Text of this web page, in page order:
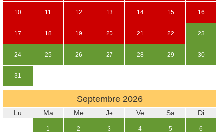
10 11 12 13 14 15 16
17 18 19 20 21 22 23
24 25 26 27 28 29 30
31
Septembre 2026
Lu Ma Me Je Ve Sa Di
1 2 3 4 5 6